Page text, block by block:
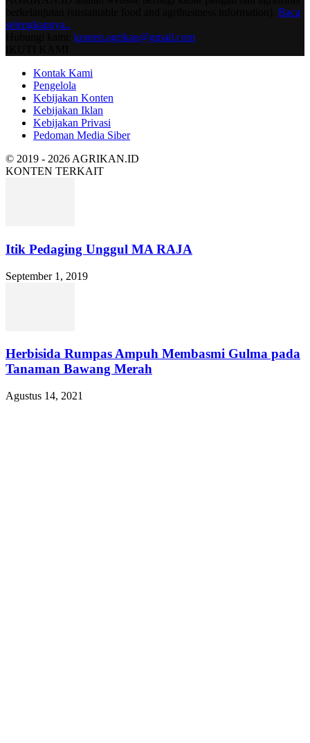
Baca
selengkapnya..
konten.agrikan@gmail.com
Kontak Kami
Pengelola
Kebijakan Konten
Kebijakan Iklan
Kebijakan Privasi
Pedoman Media Siber
© 2019 - 2026 AGRIKAN.ID
KONTEN TERKAIT
Itik Pedaging Unggul MA RAJA
September 1, 2019
Herbisida Rumpas Ampuh Membasmi Gulma pada
Tanaman Bawang Merah
Agustus 14, 2021